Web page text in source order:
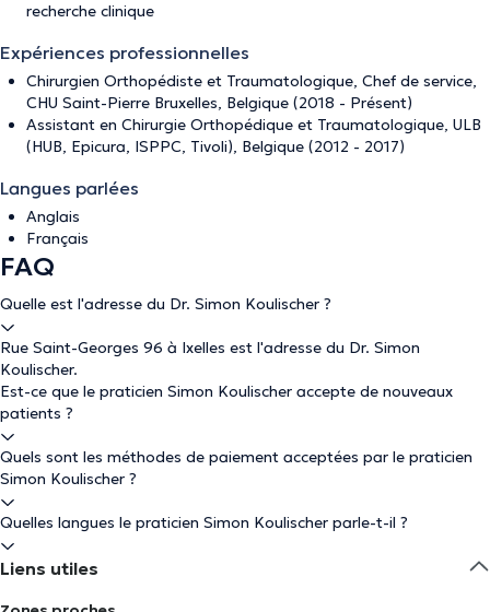
recherche clinique
Expériences professionnelles
Chirurgien Orthopédiste et Traumatologique, Chef de service,
CHU Saint-Pierre Bruxelles, Belgique (2018 - Présent)
Assistant en Chirurgie Orthopédique et Traumatologique, ULB
(HUB, Epicura, ISPPC, Tivoli), Belgique (2012 - 2017)
Langues parlées
Anglais
Français
FAQ
Quelle est l'adresse du Dr. Simon Koulischer ?
Rue Saint-Georges 96 à Ixelles est l'adresse du Dr. Simon
Koulischer.
Est-ce que le praticien Simon Koulischer accepte de nouveaux
patients ?
Quels sont les méthodes de paiement acceptées par le praticien
Simon Koulischer ?
Quelles langues le praticien Simon Koulischer parle-t-il ?
Liens utiles